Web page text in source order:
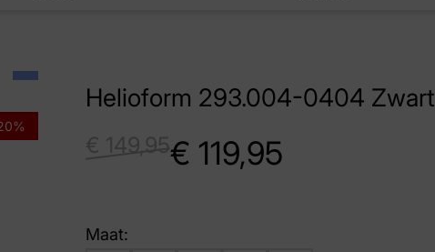
Helioform 293.004-0404 Zwart
149,95€ 119,95
Maat: